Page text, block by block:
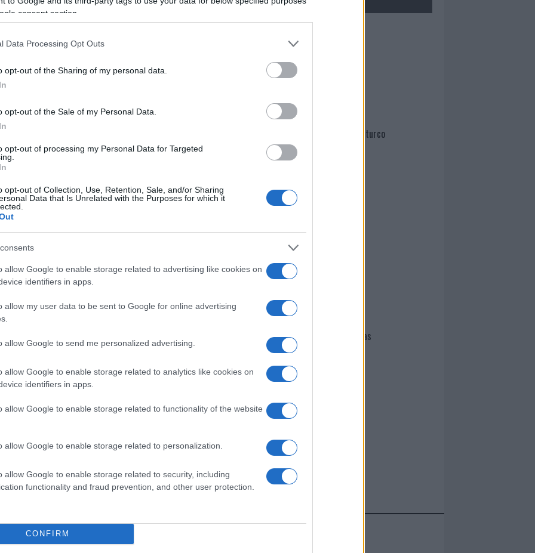
consent section.
Data Processing Opt Outs
opt-out of the Sharing of my personal data.
opt-out of the Sale of my Personal Data.
opt-out of processing my Personal Data for Targeted
opt-out of Collection, Use, Retention, Sale, and/or Sharing
Data that Is Unrelated with the Purposes for which it
allow Google to enable storage related to advertising like cookies on
identifiers in apps.
allow my user data to be sent to Google for online advertising
allow Google to send me personalized advertising.
allow Google to enable storage related to analytics like cookies on
identifiers in apps.
allow Google to enable storage related to functionality of the website
allow Google to enable storage related to personalization.
allow Google to enable storage related to security, including
functionality and fraud prevention, and other user protection.
CONFIRM
cliccandoqui
nella sezioneLogindal menù del sito o
i tuoi video e le tue foto
+39 345 356 7512
di GalluraOggi.it
news da
Prossimo articolo
Martina Agostina Diturco
I nostri cari
Giovannimaria Cabras
Invia un Comunicato Stampa